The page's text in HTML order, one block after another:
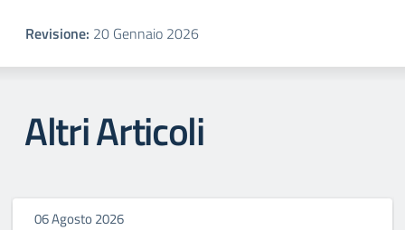
Revisione: 20 Gennaio 2026
Altri Articoli
06 Agosto 2026